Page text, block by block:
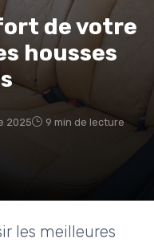
de votre
housses
2025 9 min de lecture
les meilleures